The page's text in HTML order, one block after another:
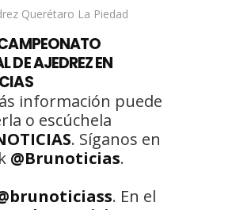
DE AJEDREZ EN
información puede
o escúchela
. Síganos en
@Brunoticias.
. En el